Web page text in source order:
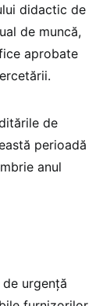
didactic de
de muncă,
aprobate
de
perioadă
anul
urgență